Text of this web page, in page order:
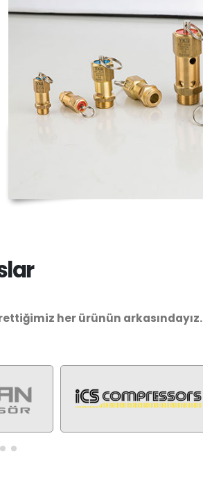
her ürünün arkasındayız.